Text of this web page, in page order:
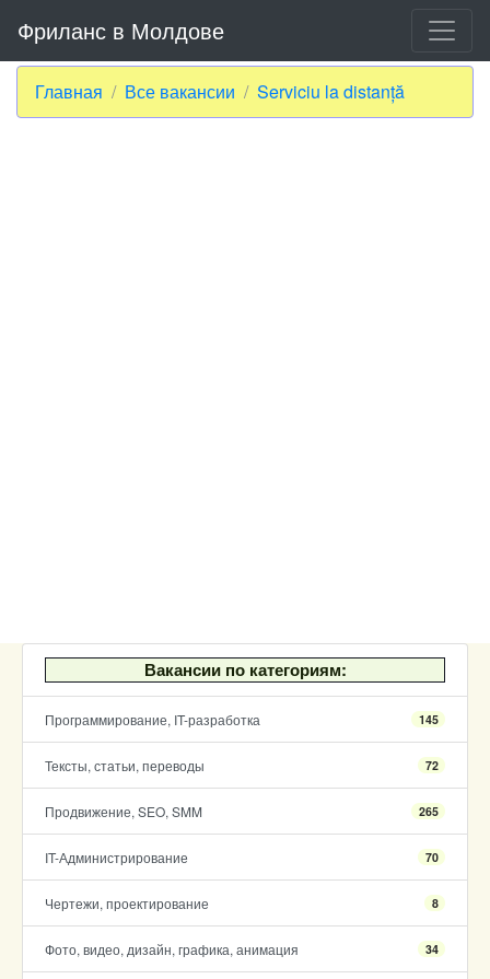
Фриланс в Молдове
Главная Все вакансии Serviciu la distanță
Вакансии по категориям:
Программирование, IT-разработка 145
Тексты, статьи, переводы 72
Продвижение, SEO, SMM 265
IT-Администрирование 70
Чертежи, проектирование 8
Фото, видео, дизайн, графика, анимация 34